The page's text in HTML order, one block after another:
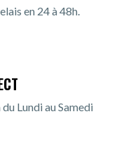
en 24 à 48h.
Lundi au Samedi